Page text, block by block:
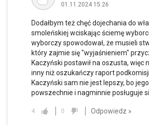
01.11.2024 15:26
Dodałbym też chęć dojechania do
smoleńskiej wciskając ściemę
wyborczy spowodował, że musieli
który zajmie się "wyjaśnieniem"
Kaczyński postawił na oszusta, więc
inny niż oszukańczy raport
Kaczyński sam nie jest lepszy, bo
powszechnie i nagminnie posługuje
4 0 Odpowiedz »